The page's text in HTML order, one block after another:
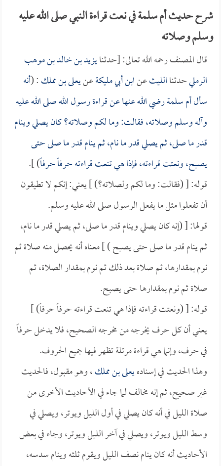
شرح حديث أم سلمة في نعت قراءة النبي صلى الله عليه
وسلم وصلاته
قال المصنف رحمه الله تعالى: [حدثنايزيد بن خالد بن موهب
الرمليحدثناالليثعنابن أبي مليكةعنيعلى بن مملك: (أنه
سألأم سلمةرضي الله عنها عن قراءة رسول الله صلى الله عليه
وآله وسلم وصلاته، فقالت: وما لكم وصلاته؟ كان يصلي وينام
قدر ما صلى، ثم يصلي قدر ما نام، ثم ينام قدر ما صلى حتى
يصبح، ونعتت قراءته، فإذا هي تنعت قراءته حرفاً حرفاً) ].
قوله: [ (فقالت: وما لكم ولصلاته؟) ] يعني: إنكم لا تطيقون
أن تفعلوا مثل ما يفعل الرسول صلى الله عليه وسلم.
قولها: [ (إنه كان يصلي وينام قدر ما صلى، ثم يصلي قدر ما نام،
ثم ينام قدر ما صلى حتى يصبح ) ] معناه أنه يحصل منه صلاة ثم
نوم بمقدارها، ثم صلاة بعد ذلك ثم نوم بمقدار الصلاة، ثم
صلاة ثم نوم بمقدارها حتى يصبح.
قوله: [ (ونعتت قراءته فإذا هي تنعت قراءته حرفاً حرفاً) ]
يعني أن كل حرف يخرجه من مخرجه الصحيح، فلا يدخل حرفاً
في حرف، وإنما هي قراءة مرتلة تظهر فيها جميع الحروف.
وهذا الحديث في إسنادهيعلى بن مملك، وهو مقبول، فالحديث
غير صحيح، ثم إنه مخالف لما جاء في الأحاديث الأخرى من
صلاة الليل في أنه كان يصلي في أول الليل ويوتر، ويصلي في
وسط الليل ويوتر، ويصلي في آخر الليل ويوتر، وجاء في بعض
الأحاديث أنه كان ينام نصف الليل ويقوم ثلثه وينام سدسه،